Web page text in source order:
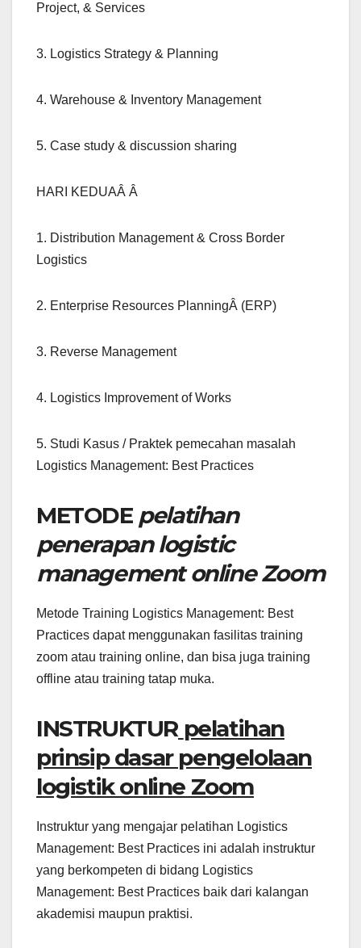
Project, & Services
3. Logistics Strategy & Planning
4. Warehouse & Inventory Management
5. Case study & discussion sharing
HARI KEDUAÂ Â
1. Distribution Management & Cross Border
Logistics
2. Enterprise Resources PlanningÂ (ERP)
3. Reverse Management
4. Logistics Improvement of Works
5. Studi Kasus / Praktek pemecahan masalah
Logistics Management: Best Practices
METODE pelatihan
penerapan logistic
management online Zoom
Metode Training Logistics Management: Best
Practices dapat menggunakan fasilitas training
zoom atau training online, dan bisa juga training
offline atau training tatap muka.
INSTRUKTUR pelatihan
prinsip dasar pengelolaan
logistik online Zoom
Instruktur yang mengajar pelatihan Logistics
Management: Best Practices ini adalah instruktur
yang berkompeten di bidang Logistics
Management: Best Practices baik dari kalangan
akademisi maupun praktisi.